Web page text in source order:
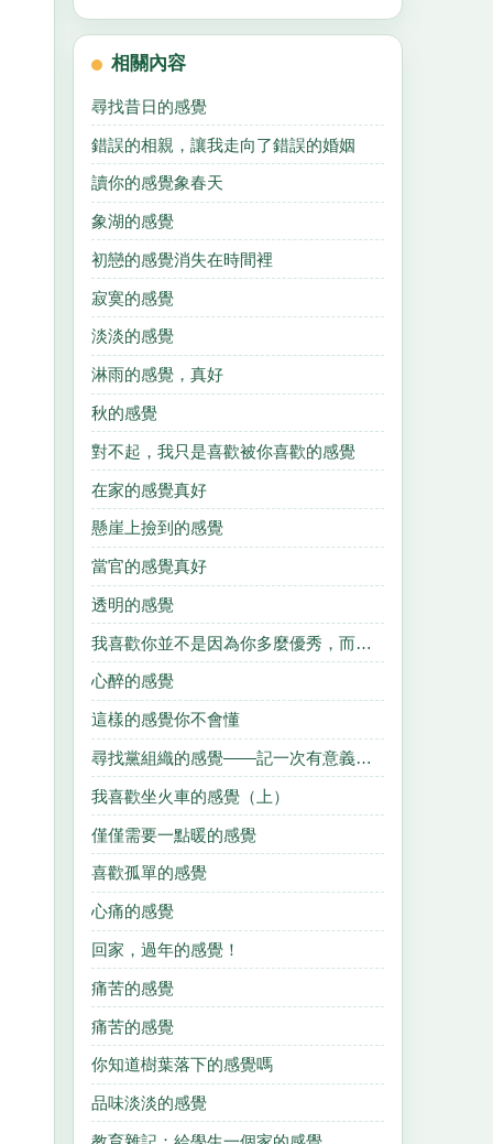
相關內容
尋找昔日的感覺
錯誤的相親，讓我走向了錯誤的婚姻
讀你的感覺象春天
象湖的感覺
初戀的感覺消失在時間裡
寂寞的感覺
淡淡的感覺
淋雨的感覺，真好
秋的感覺
對不起，我只是喜歡被你喜歡的感覺
在家的感覺真好
懸崖上撿到的感覺
當官的感覺真好
透明的感覺
我喜歡你並不是因為你多麼優秀，而是喜歡和你在一起的感覺
心醉的感覺
這樣的感覺你不會懂
尋找黨組織的感覺——記一次有意義的“黨支部”活動
我喜歡坐火車的感覺（上）
僅僅需要一點暖的感覺
喜歡孤單的感覺
心痛的感覺
回家，過年的感覺！
痛苦的感覺
痛苦的感覺
你知道樹葉落下的感覺嗎
品味淡淡的感覺